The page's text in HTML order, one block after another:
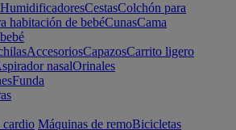
HumidificadoresCestasColchón para
habitación de bebéCunasCama
AccesoriosCapazosCarrito ligero
nasalOrinales
Funda
cardio Máquinas de remoBicicletas